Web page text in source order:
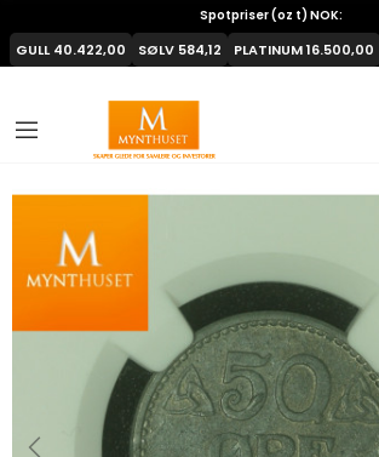
Spotpriser (oz t) NOK:
GULL40.422,00 SØLV 584,12 PLATINUM16.500,00